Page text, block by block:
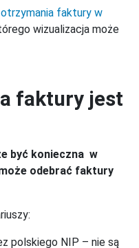
faktury w
wizualizacja może
faktury jest
być konieczna w
odebrać faktury
polskiego NIP – nie są